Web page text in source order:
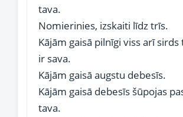
tava.
Nomierinies, izskaiti līdz trīs.
Kājām gaisā pilnīgi viss arī
ir sava.
Kājām gaisā augstu debesīs.
Kājām gaisā debesīs šūpojas
tava.